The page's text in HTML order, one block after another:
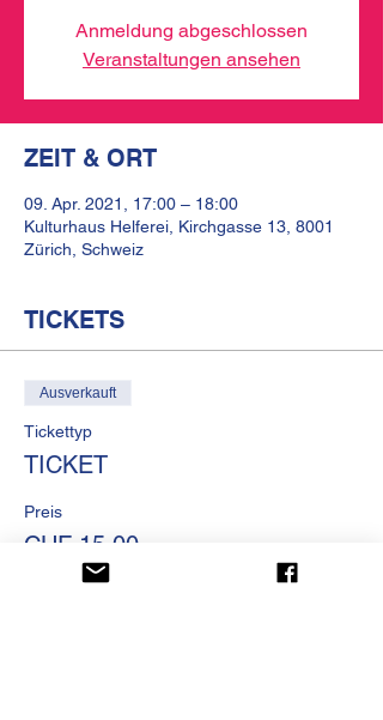
Anmeldung abgeschlossen
Veranstaltungen ansehen
ZEIT & ORT
09. Apr. 2021, 17:00 – 18:00
Kulturhaus Helferei, Kirchgasse 13, 8001
Zürich, Schweiz
TICKETS
Ausverkauft
Tickettyp
TICKET
Preis
CHF 15.00